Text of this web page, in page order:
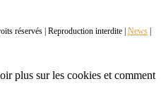
réservés | Reproduction interdite | News
plus sur les cookies et comment